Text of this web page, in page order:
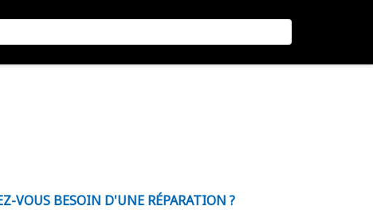
VOUS BESOIN D'UNE RÉPARATION ?